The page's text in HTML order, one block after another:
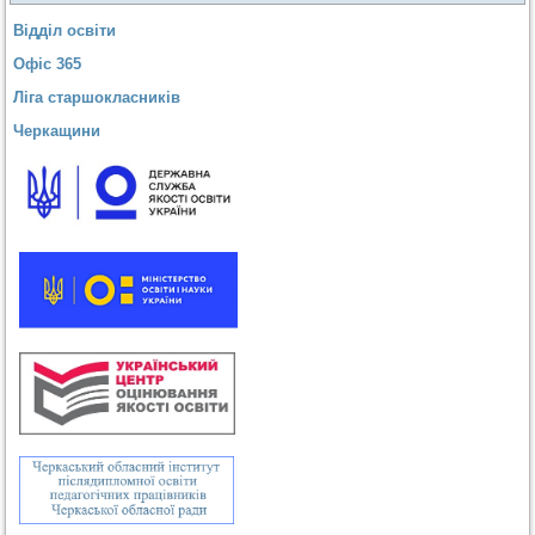
Відділ освіти
Офіс 365
Ліга старшокласників
Черкащини